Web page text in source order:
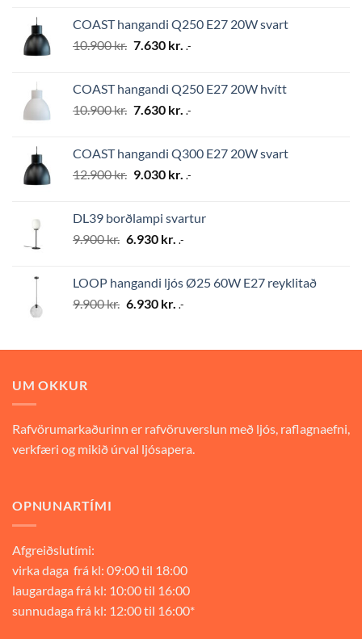
12.900 kr..9.030 kr..
COAST hangandi Q250 E27 20W svart
10.900kr. Original
10.900 kr..
7.630 kr. Current
7.630 kr..
.-
COAST hangandi Q250 E27 20W hvítt
10.900kr. Original
10.900 kr..
7.630 kr. Current
7.630 kr..
.-
COAST hangandi Q300 E27 20W svart
12.900kr. Original
12.900 kr..
9.030 kr. Current
9.030 kr..
.-
DL39 borðlampi svartur
9.900kr. Original
9.900 kr..
6.930 kr. Current
6.930 kr..
.-
LOOP hangandi ljós Ø25 60W E27 reyklitað
9.900kr. Original
9.900 kr..
6.930 kr. Current
6.930 kr..
.-
UM OKKUR
Rafvörumarkaðurinn er rafvöruverslun með ljós, raflagnaefni,
verkfæri og mikið úrval ljósapera.
OPNUNARTÍMI
Afgreiðslutími:
virka daga frá kl: 09:00 til 18:00
laugardaga frá kl: 10:00 til 16:00
sunnudaga frá kl: 12:00 til 16:00*